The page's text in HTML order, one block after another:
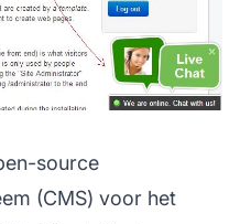
source
(CMS) voor het